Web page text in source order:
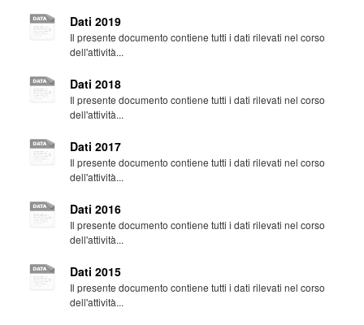
Dati 2019
Il presente documento contiene tutti i dati rilevati nel corso
dell'attività...
Dati 2018
Il presente documento contiene tutti i dati rilevati nel corso
dell'attività...
Dati 2017
Il presente documento contiene tutti i dati rilevati nel corso
dell'attività...
Dati 2016
Il presente documento contiene tutti i dati rilevati nel corso
dell'attività...
Dati 2015
Il presente documento contiene tutti i dati rilevati nel corso
dell'attività...